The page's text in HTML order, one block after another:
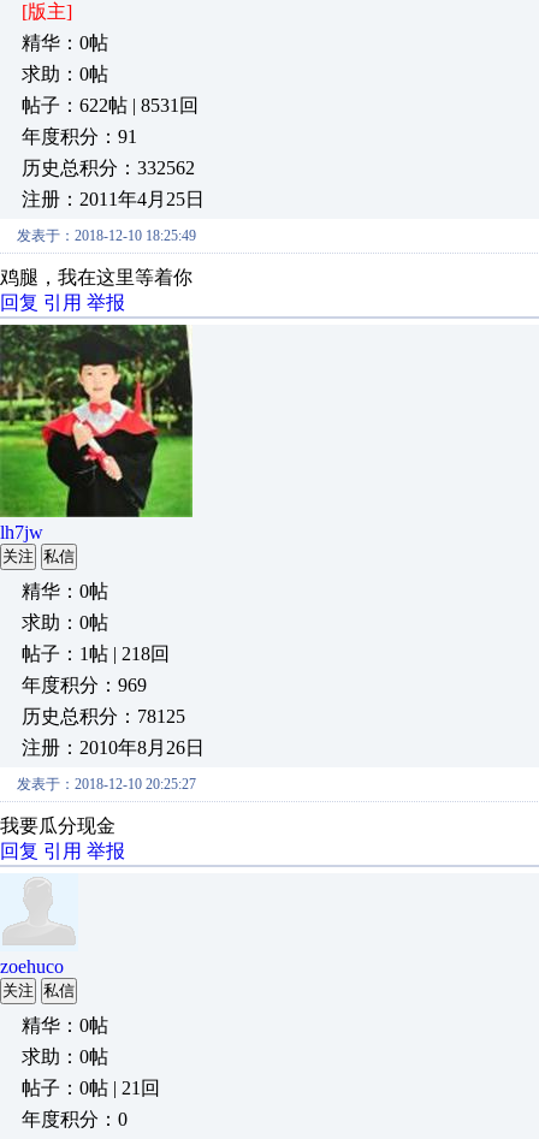
[版主]
精华：0帖
求助：0帖
帖子：622帖 | 8531回
年度积分：91
历史总积分：332562
注册：2011年4月25日
发表于：2018-12-10 18:25:49
鸡腿，我在这里等着你
回复 引用 举报
lh7jw
关注 私信
精华：0帖
求助：0帖
帖子：1帖 | 218回
年度积分：969
历史总积分：78125
注册：2010年8月26日
发表于：2018-12-10 20:25:27
我要瓜分现金
回复 引用 举报
zoehuco
关注 私信
精华：0帖
求助：0帖
帖子：0帖 | 21回
年度积分：0